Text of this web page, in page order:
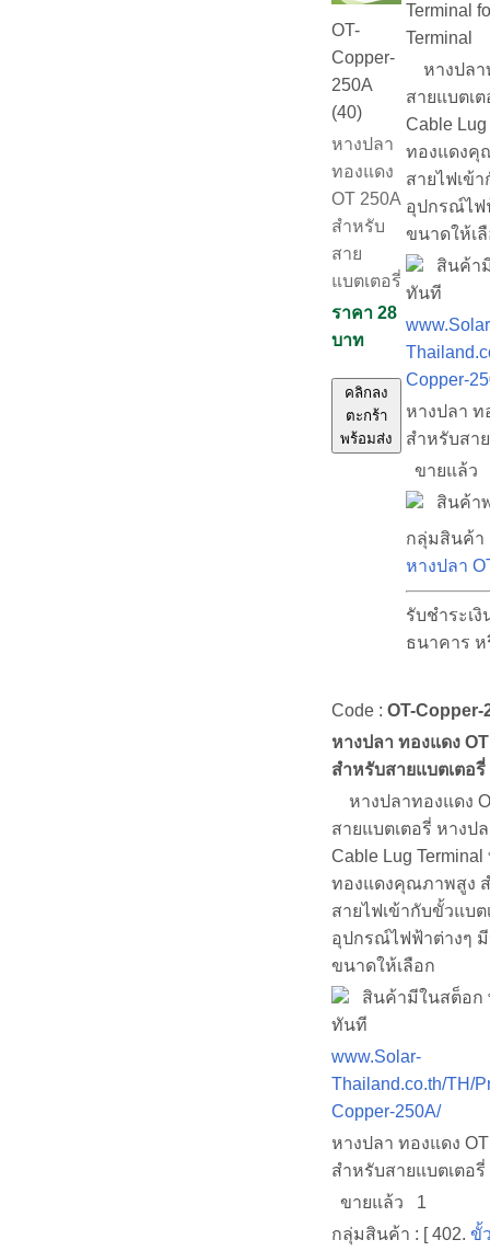
OT-
Copper-
250A
(40)
หางปลา
ทองแดง
OT 250A
สำหรับ
สาย
แบตเตอรี่
ราคา 28
บาท
คลิกลง
ตะกร้า
พร้อมส่ง
Terminal
Terminal
หางปลา
สายแบตเ
Cable
ทองแดงคุ
สายไฟเข้
อุปกรณ์ไฟ
ขนาดให้เ
สินค้า
ทันที
Copper-
หางปลา ท
สำหรับสา
ขายแล้
สินค้า
กลุ่มสินค้า
หางปลา
รับชำระเ
ธนาคาร ห
Code : OT-Copper-
หางปลา ทองแดง
สำหรับสายแบตเตอรี่
หางปลาทองแดง
สายแบตเตอรี่ หางป
Cable Lug
ทองแดงคุณภาพสูง
สายไฟเข้ากับขั้วแบต
อุปกรณ์ไฟฟ้าต่างๆ
ขนาดให้เลือก
สินค้ามีในสต็อก
ทันที
www.Solar-
Thailand.co.th/TH/
Copper-250A/
หางปลา ทองแดง
สำหรับสายแบตเตอรี่
ขายแล้ว 1
กลุ่มสินค้า : [ 402. ขั้